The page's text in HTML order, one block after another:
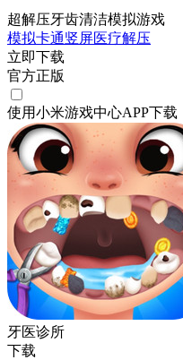
超解压牙齿清洁模拟游戏
模拟卡通竖屏医疗解压
立即下载
官方正版
使用小米游戏中心APP下载
牙医诊所
下载